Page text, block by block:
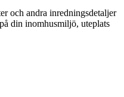
och andra inredningsdetaljer
din inomhusmiljö, uteplats